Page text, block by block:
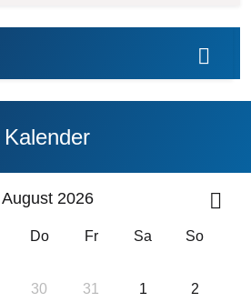
Kalender
August 2026
Do Fr Sa So
30 31 1 2